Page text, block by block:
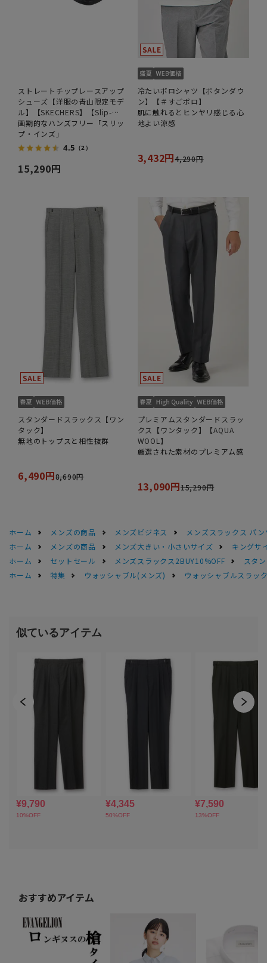
ストレートチップレースアップ
シューズ【洋服の青山限定モデ
ル】【SKECHERS】【Slip-
ins】
画期的なハンズフリー「スリッ
プ・インズ」
4.5 （2）
15,290円
冷たいポロシャツ【ボタンダウ
ン】【＃すごポロ】
肌に触れるとヒンヤリ感じる心
地よい涼感
3,432円4,290円
スタンダードスラックス【ワン
タック】
無地のトップスと相性抜群
6,490円8,690円
プレミアムスタンダードスラッ
クス【ワンタック】【AQUA
WOOL】
厳選された素材のプレミアム感
13,090円15,290円
ホーム メンズの商品 メンズビジネス
メンズスラックス パン
ホーム
メンズの商品 メンズ大きい・小さいサイズ
キングサ
ホーム
セットセール メンズスラックス2BUY10%OFF
スタ
ホーム
特集 ウォッシャブル(メンズ) ウォッシャブルスラッ